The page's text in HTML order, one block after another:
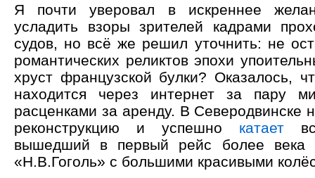
Я почти уверовал в искреннее
усладить взоры зрителей кадрами
судов, но всё же решил уточнить: не
романтических реликтов эпохи
хруст французской булки? Оказалось,
находится через интернет за пару
расценками за аренду. В Северодвинске
реконструкцию и успешно катает
вышедший в первый рейс более века
«Н.В.Гоголь» с большими красивыми